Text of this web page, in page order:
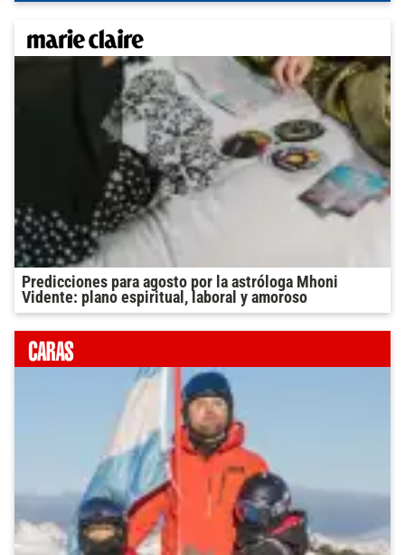
Predicciones para agosto por la astróloga Mhoni
Vidente: plano espiritual, laboral y amoroso